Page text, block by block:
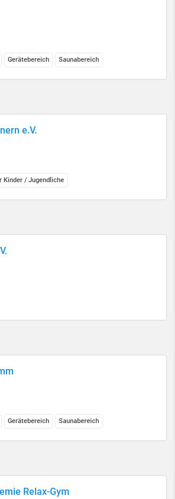
Gerätebereich Saunabereich
e.V.
Kinder / Jugendliche
Gerätebereich Saunabereich
Relax-Gym